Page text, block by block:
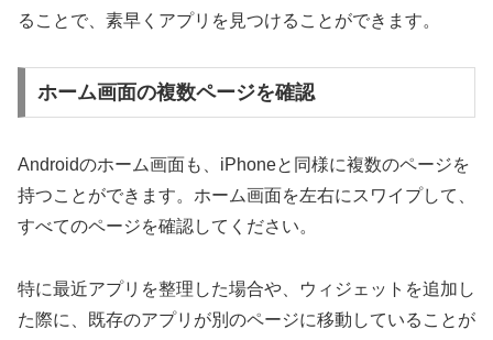
ることで、素早くアプリを見つけることができます。
ホーム画面の複数ページを確認
Androidのホーム画面も、iPhoneと同様に複数のページを
持つことができます。ホーム画面を左右にスワイプして、
すべてのページを確認してください。
特に最近アプリを整理した場合や、ウィジェットを追加し
た際に、既存のアプリが別のページに移動していることが